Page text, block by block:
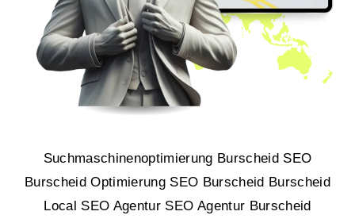
Suchmaschinenoptimierung Burscheid SEO
Burscheid Optimierung SEO Burscheid Burscheid
Local SEO Agentur SEO Agentur Burscheid